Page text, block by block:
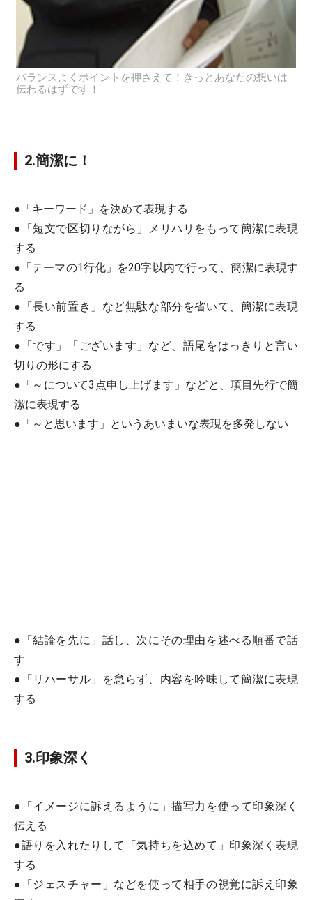
バランスよくポイントを押さえて！きっとあなたの想いは
伝わるはずです！
2.簡潔に！
●「キーワード」を決めて表現する
●「短文で区切りながら」メリハリをもって簡潔に表現
する
●「テーマの1行化」を20字以内で行って、簡潔に表現す
る
●「長い前置き」など無駄な部分を省いて、簡潔に表現
する
●「です」「ございます」など、語尾をはっきりと言い
切りの形にする
●「～について3点申し上げます」などと、項目先行で簡
潔に表現する
●「～と思います」というあいまいな表現を多発しない
●「結論を先に」話し、次にその理由を述べる順番で話
す
●「リハーサル」を怠らず、内容を吟味して簡潔に表現
する
3.印象深く
●「イメージに訴えるように」描写力を使って印象深く
伝える
●語りを入れたりして「気持ちを込めて」印象深く表現
する
●「ジェスチャー」などを使って相手の視覚に訴え印象